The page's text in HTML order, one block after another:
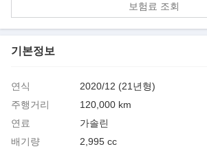
보험료 조회
기본정보
연식
2020/12 (21년형)
주행거리
120,000 km
연료
가솔린
배기량
2,995 cc